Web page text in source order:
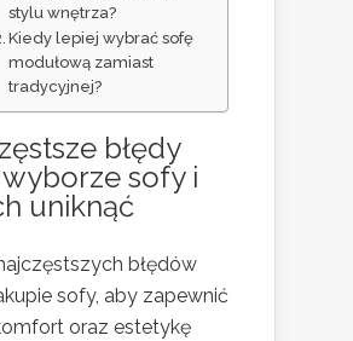
stylu wnętrza?
Kiedy lepiej wybrać sofę
modułową zamiast
tradycyjnej?
błędy
sofy i
uniknąć
błędów
sofy, aby zapewnić
oraz estetykę